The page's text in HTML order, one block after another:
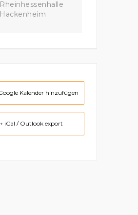
Rheinhessenhalle
Hackenheim
Kalender hinzufügen
+ iCal / Outlook export